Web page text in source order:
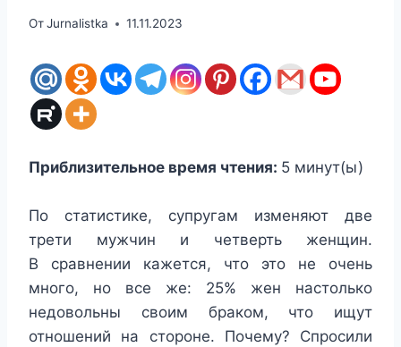
ОтJurnalistka 11.11.2023
Приблизительное время чтения: 5 минут(ы)
По статистике, супругам изменяют две
трети мужчин и четверть женщин.
В сравнении кажется, что это не очень
много, но все же: 25% жен настолько
недовольны своим браком, что ищут
отношений на стороне. Почему? Спросили